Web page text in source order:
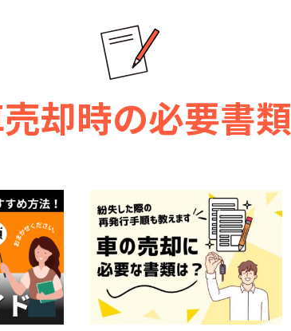
却時の必要書類